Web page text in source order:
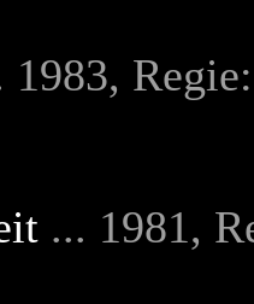
1983,
... 1981,